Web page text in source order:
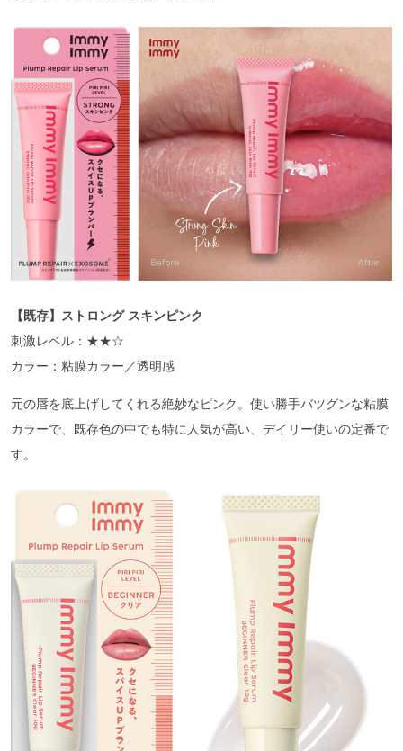
【既存】ストロング スキンピンク
刺激レベル：★★☆
カラー：粘膜カラー／透明感
元の唇を底上げしてくれる絶妙なピンク。使い勝手バツグンな粘膜
カラーで、既存色の中でも特に人気が高い、デイリー使いの定番で
す。